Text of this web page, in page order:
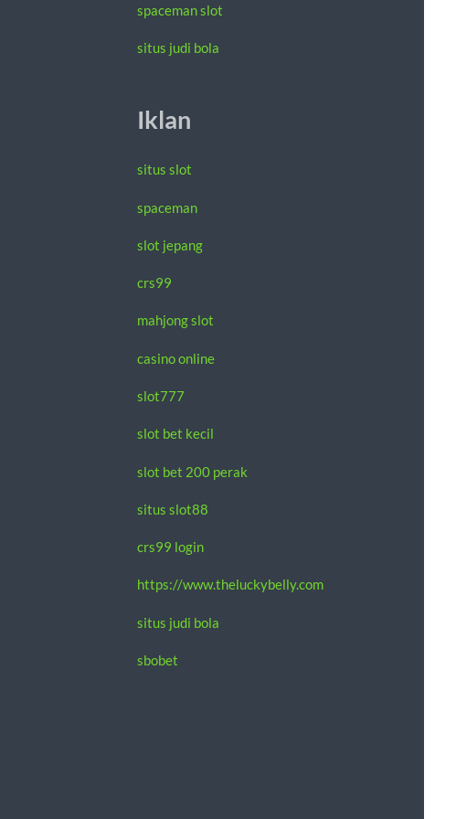
spaceman slot
situs judi bola
Iklan
situs slot
spaceman
slot jepang
crs99
mahjong slot
casino online
slot777
slot bet kecil
slot bet 200 perak
situs slot88
crs99 login
https://www.theluckybelly.com
situs judi bola
sbobet